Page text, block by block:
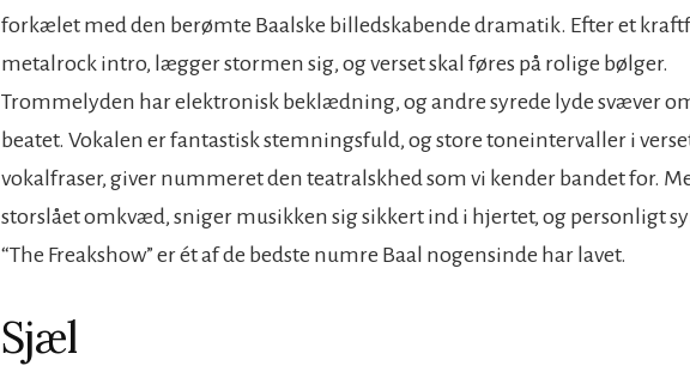
forkælet med den berømte Baalske billedskabende dramatik. Efter et
metalrock intro, lægger stormen sig, og verset skal føres på rolige bølger.
Trommelyden har elektronisk beklædning, og andre syrede lyde svæver
beatet. Vokalen er fantastisk stemningsfuld, og store toneintervaller i
vokalfraser, giver nummeret den teatralskhed som vi kender bandet for.
storslået omkvæd, sniger musikken sig sikkert ind i hjertet, og personligt
“The Freakshow” er ét af de bedste numre Baal nogensinde har lavet.
Sjæl